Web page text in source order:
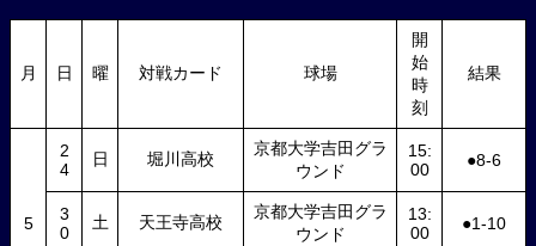
月 日 曜 対戦カード 球場
開
始
時
刻
結果
5
2
4
日 堀川高校
京都大学吉田グラ
ウンド
15:
00
●8-6
3
0
土 天王寺高校
京都大学吉田グラ
ウンド
13:
00
●1-10